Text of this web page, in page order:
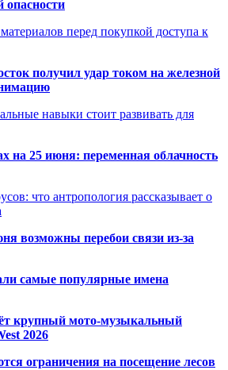
опасности
перед покупкой доступа к
получил удар током на железной
навыки стоит развивать для
на 25 июня: переменная облачность
что антропология рассказывает о
возможны перебои связи из-за
самые популярные имена
крупный мото-музыкальный
2026
ограничения на посещение лесов